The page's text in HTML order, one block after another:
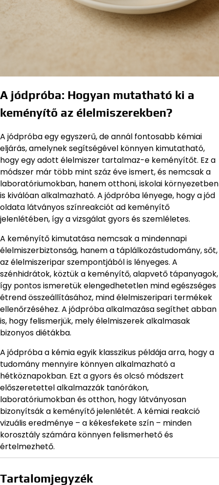
A jódpróba: Hogyan mutatható ki a
keményítő az élelmiszerekben?
A jódpróba egy egyszerű, de annál fontosabb kémiai
eljárás, amelynek segítségével könnyen kimutatható,
hogy egy adott élelmiszer tartalmaz-e keményítőt. Ez a
módszer már több mint száz éve ismert, és nemcsak a
laboratóriumokban, hanem otthoni, iskolai környezetben
is kiválóan alkalmazható. A jódpróba lényege, hogy a jód
oldata látványos színreakciót ad keményítő
jelenlétében, így a vizsgálat gyors és szemléletes.
A keményítő kimutatása nemcsak a mindennapi
élelmiszerbiztonság, hanem a táplálkozástudomány, sőt,
az élelmiszeripar szempontjából is lényeges. A
szénhidrátok, köztük a keményítő, alapvető tápanyagok,
így pontos ismeretük elengedhetetlen mind egészséges
étrend összeállításához, mind élelmiszeripari termékek
ellenőrzéséhez. A jódpróba alkalmazása segíthet abban
is, hogy felismerjük, mely élelmiszerek alkalmasak
bizonyos diétákba.
A jódpróba a kémia egyik klasszikus példája arra, hogy a
tudomány mennyire könnyen alkalmazható a
hétköznapokban. Ezt a gyors és olcsó módszert
előszeretettel alkalmazzák tanórákon,
laboratóriumokban és otthon, hogy látványosan
bizonyítsák a keményítő jelenlétét. A kémiai reakció
vizuális eredménye – a kékesfekete szín – minden
korosztály számára könnyen felismerhető és
értelmezhető.
Tartalomjegyzék